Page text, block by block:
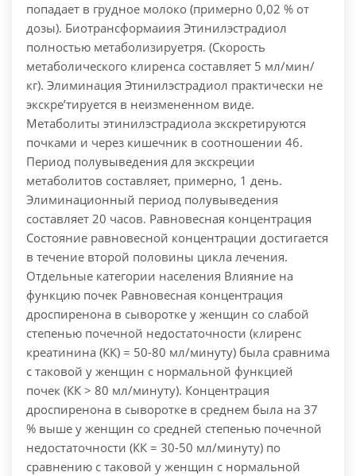
попадает в грудное молоко (примерно 0,02 % от
дозы). Биотрансформаиия Этинилэстрадиол
полностью метаболизируетря. (Скорость
метаболического клиренса составляет 5 мл/мин/
кг). Элиминация Этинилэстрадиол практически не
экскре’тируется в неизмененном виде.
Метаболиты этинилэстрадиола экскретируются
почками и через кишечник в соотношении 46.
Период полувыведения для экскреции
метаболитов составляет, примерно, 1 день.
Элиминационный период полувыведения
составляет 20 часов. Равновесная концентрация
Состояние равновесной концентрации достигается
в течение второй половины цикла лечения.
Отдельные категории населения Влияние на
функцию почек Равновесная концентрация
дроспиренона в сыворотке у женщин со слабой
степенью почечной недостаточности (клиренс
креатинина (КК) = 50-80 мл/минуту) была сравнима
с таковой у женщин с нормальной функцией
почек (КК > 80 мл/минуту). Концентрация
дроспиренона в сыворотке в среднем была на 37
% выше у женщин со средней степенью почечной
недостаточности (КК = 30-50 мл/минуту) по
сравнению с таковой у женщин с нормальной